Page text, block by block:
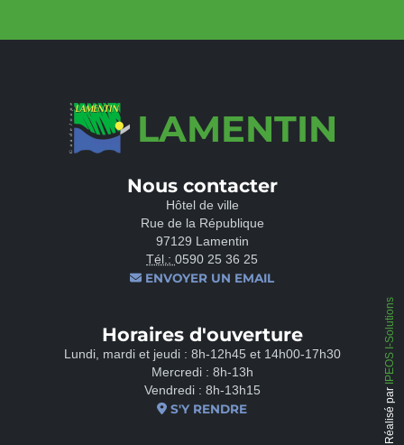
LAMENTIN
Nous contacter
Hôtel de ville
Rue de la République
97129 Lamentin
Tél.: 0590 25 36 25
ENVOYER UN EMAIL
Horaires d'ouverture
Lundi, mardi et jeudi : 8h-12h45 et 14h00-17h30
Mercredi : 8h-13h
Vendredi : 8h-13h15
S'Y RENDRE Réalisé par
IPEOS I-Solutions